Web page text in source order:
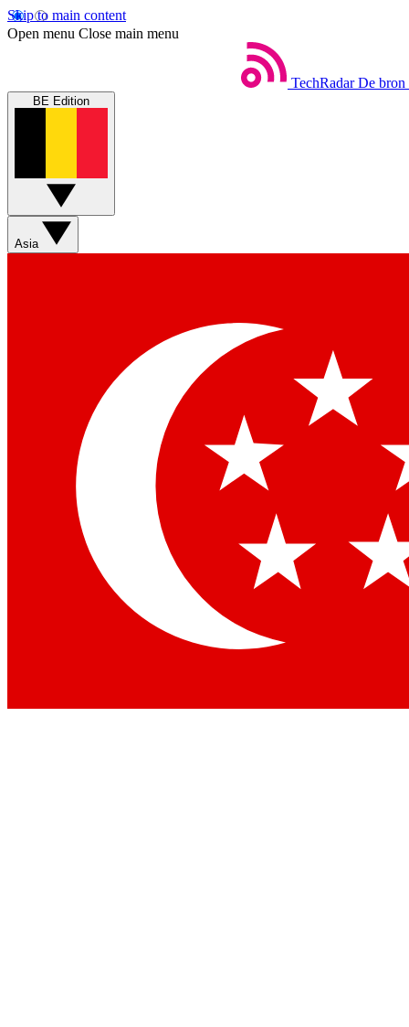
Skip to main content
Open menu Close main menu
TechRadar De bron
BE Edition
Asia